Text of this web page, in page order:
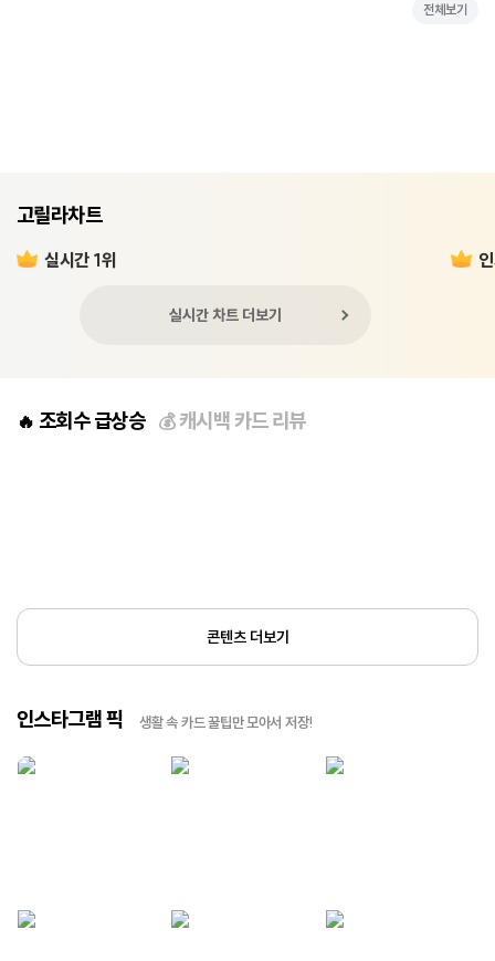
전체보기
고릴라차트
실시간 1위
실시간 차트 더보기
🔥 조회수 급상승 💰캐시백 카드 리뷰
콘텐츠 더보기
인스타그램 픽 생활 속 카드 꿀팁만 모아서 저장!